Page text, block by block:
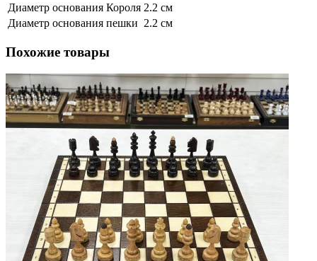
Диаметр основания Короля 2.2 см
Диаметр основания пешки 2.2 см
Похожие товары